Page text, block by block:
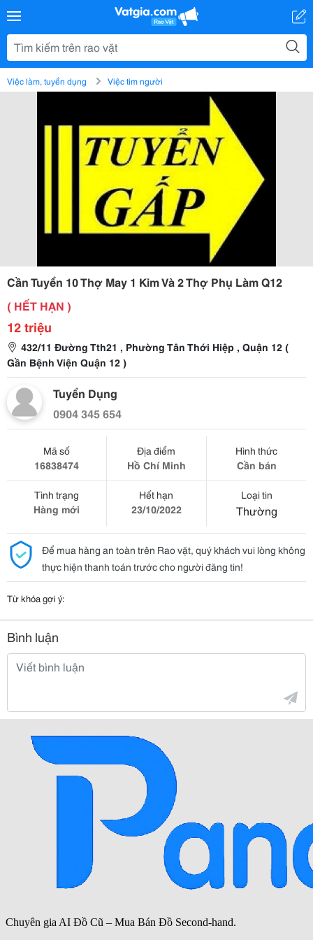
Việc làm, tuyển dụng Việc tìm người
Cần Tuyển 10 Thợ May 1 Kim Và 2 Thợ Phụ Làm Q12
( HẾT HẠN )
12 triệu
432/11 Đường Tth21 , Phường Tân Thới Hiệp , Quận 12 (
Gần Bệnh Viện Quận 12 )
Tuyển Dụng
0904 345 654
Mã số
16838474
Địa điểm
Hồ Chí Minh
Hình thức
Cần bán
Tình trạng
Hàng mới
Hết hạn
23/10/2022
Loại tin
Thường
Để mua hàng an toàn trên Rao vặt, quý khách vui lòng không
thực hiện thanh toán trước cho người đăng tin!
Từ khóa gợi ý:
Bình luận